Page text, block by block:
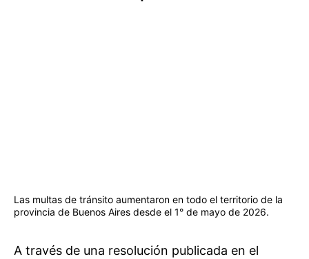
Las multas de tránsito aumentaron en todo el territorio de la
provincia de Buenos Aires desde el 1° de mayo de 2026.
A través de una resolución publicada en el